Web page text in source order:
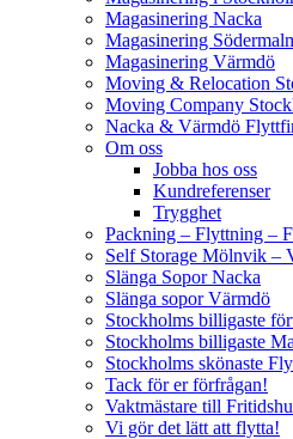
Magasinering Nacka
Magasinering
Magasinering Värmdö
Moving & Relocation
Moving Company
Nacka & Värmdö
Om oss
Jobba hos oss
Kundreferenser
Trygghet
Packning – Flyttning –
Self Storage Mölnvik –
Slänga Sopor Nacka
Slänga sopor Värmdö
Stockholms billigaste
Stockholms billigaste
Stockholms skönaste
Tack för er förfrågan!
Vaktmästare till
Vi gör det lätt att flytta!